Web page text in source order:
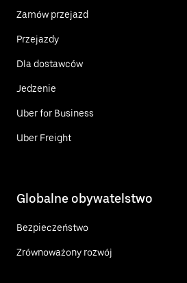
Zamów przejazd
Przejazdy
Dla dostawców
Jedzenie
Uber for Business
Uber Freight
Globalne obywatelstwo
Bezpieczeństwo
Zrównoważony rozwój